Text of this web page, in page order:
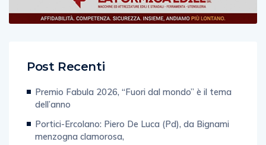
Post Recenti
Premio Fabula 2026, “Fuori dal mondo” è il tema
dell’anno
Portici-Ercolano: Piero De Luca (Pd), da Bignami
menzogna clamorosa,